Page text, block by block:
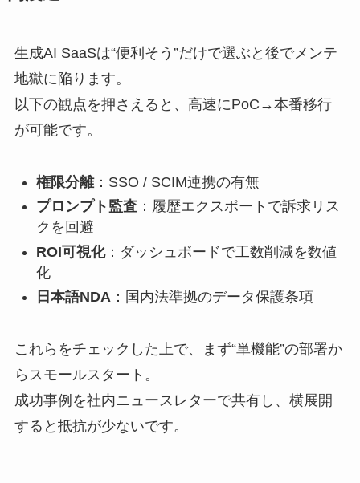
生成AI SaaSは“便利そう”だけで選ぶと後でメンテ
地獄に陥ります。
以下の観点を押さえると、高速にPoC→本番移行
が可能です。
権限分離：SSO / SCIM連携の有無
プロンプト監査：履歴エクスポートで訴求リス
クを回避
ROI可視化：ダッシュボードで工数削減を数値
化
日本語NDA：国内法準拠のデータ保護条項
これらをチェックした上で、まず“単機能”の部署か
らスモールスタート。
成功事例を社内ニュースレターで共有し、横展開
すると抵抗が少ないです。